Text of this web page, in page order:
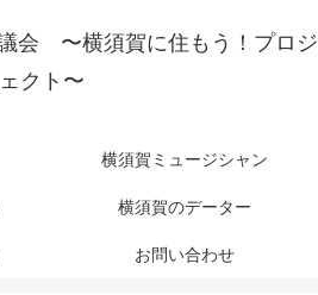
会 〜横須賀に住もう！プロジ
ェクト〜
横須賀ミュージシャン
横須賀のデーター
お問い合わせ